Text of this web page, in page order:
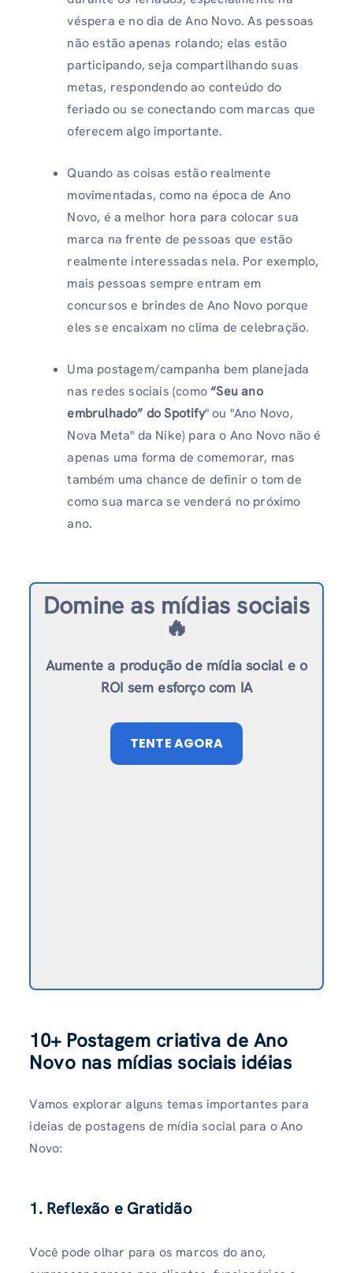
véspera e no dia de Ano Novo. As pessoas
não estão apenas rolando; elas estão
participando, seja compartilhando suas
metas, respondendo ao conteúdo do
feriado ou se conectando com marcas que
oferecem algo importante.
Quando as coisas estão realmente
movimentadas, como na época de Ano
Novo, é a melhor hora para colocar sua
marca na frente de pessoas que estão
realmente interessadas nela. Por exemplo,
mais pessoas sempre entram em
concursos e brindes de Ano Novo porque
eles se encaixam no clima de celebração.
Uma postagem/campanha bem planejada
nas redes sociais (como“Seu ano
embrulhado” do Spotify" ou "Ano Novo,
Nova Meta" da Nike) para o Ano Novo não é
apenas uma forma de comemorar, mas
também uma chance de definir o tom de
como sua marca se venderá no próximo
ano.
Domine as mídias sociais
🔥
Aumente a produção de mídia social e o
ROI sem esforço com IA
TENTE AGORA
10+ Postagem criativa de Ano
Novo nas mídias sociais idéias
Vamos explorar alguns temas importantes para
ideias de postagens de mídia social para o Ano
Novo:
1. Reflexão e Gratidão
Você pode olhar para os marcos do ano,